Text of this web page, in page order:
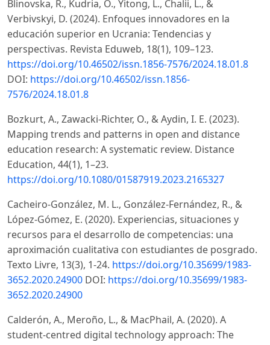
Blinovska, R., Kudria, O., Yitong, L., Chalii, L., &
Verbivskyi, D. (2024). Enfoques innovadores en la
educación superior en Ucrania: Tendencias y
perspectivas. Revista Eduweb, 18(1), 109–123.
https://doi.org/10.46502/issn.1856-7576/2024.18.01.8
DOI: https://doi.org/10.46502/issn.1856-
7576/2024.18.01.8
Bozkurt, A., Zawacki-Richter, O., & Aydin, I. E. (2023).
Mapping trends and patterns in open and distance
education research: A systematic review. Distance
Education, 44(1), 1–23.
https://doi.org/10.1080/01587919.2023.2165327
Cacheiro-González, M. L., González-Fernández, R., &
López-Gómez, E. (2020). Experiencias, situaciones y
recursos para el desarrollo de competencias: una
aproximación cualitativa con estudiantes de posgrado.
Texto Livre, 13(3), 1-24. https://doi.org/10.35699/1983-
3652.2020.24900 DOI: https://doi.org/10.35699/1983-
3652.2020.24900
Calderón, A., Meroño, L., & MacPhail, A. (2020). A
student-centred digital technology approach: The